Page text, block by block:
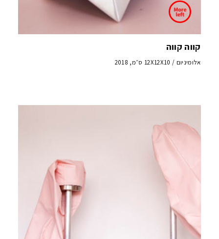
קווה קווה
אלומיניום / 12X12X10 ס״מ, 2018